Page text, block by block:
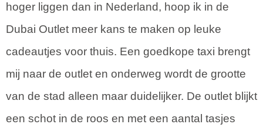
hoger liggen dan in Nederland, hoop ik in de
Dubai Outlet meer kans te maken op leuke
cadeautjes voor thuis. Een goedkope taxi brengt
mij naar de outlet en onderweg wordt de grootte
van de stad alleen maar duidelijker. De outlet blijkt
een schot in de roos en met een aantal tasjes